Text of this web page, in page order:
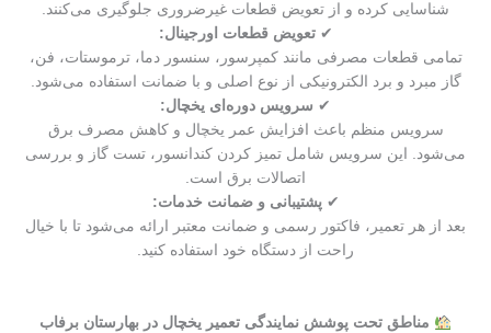
شناسایی کرده و از تعویض قطعات غیرضروری جلوگیری می‌کنند.
✔تعویض قطعات اورجینال:
تمامی قطعات مصرفی مانند کمپرسور، سنسور دما، ترموستات، فن،
گاز مبرد و برد الکترونیکی از نوع اصلی و با ضمانت استفاده می‌شود.
✔ سرویس دوره‌ای یخچال:
سرویس منظم باعث افزایش عمر یخچال و کاهش مصرف برق
می‌شود. این سرویس شامل تمیز کردن کندانسور، تست گاز و بررسی
اتصالات برق است.
✔پشتیبانی و ضمانت خدمات:
بعد از هر تعمیر، فاکتور رسمی و ضمانت معتبر ارائه می‌شود تا با خیال
راحت از دستگاه خود استفاده کنید.
مناطق تحت پوشش نمایندگی تعمیر یخچال در بهارستان برفاب